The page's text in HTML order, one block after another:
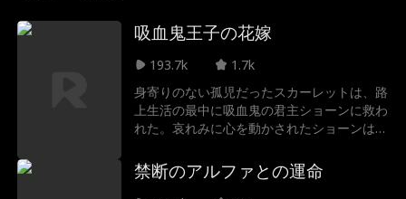
吸血鬼王子の花嫁
193.7k
1.7k
身寄りのない孤児だったスカーレットは、路
上生活の最中に吸血鬼の君主ショーンに救わ
れた。哀れみに心を動かされたショーンは、
り、血の誓いを交わし、守り抜くことを誓っ
た。愛に満ちた幸せな日々は、妖艶で危険な
禁断のアルファとの運命